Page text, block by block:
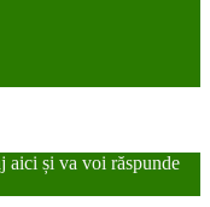
aici și va voi răspunde